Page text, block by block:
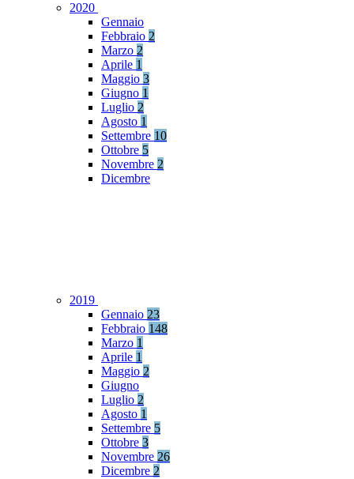
2020
Gennaio
Febbraio 2
Marzo 2
Aprile 1
Maggio 3
Giugno 1
Luglio 2
Agosto 1
Settembre 10
Ottobre 5
Novembre 2
Dicembre
2019
Gennaio 23
Febbraio 148
Marzo 1
Aprile 1
Maggio 2
Giugno
Luglio 2
Agosto 1
Settembre 5
Ottobre 3
Novembre 26
Dicembre 2